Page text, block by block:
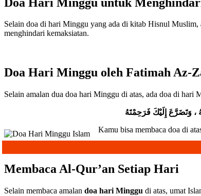
Selain doa di hari Minggu yang ada di kitab Hisnul
menghindari kemaksiatan.
Doa Hari Minggu oleh Fatimah Az-
Selain amalan dua doa hari Minggu di atas, ada doa di
، وَتَضَرَّعَ إِلَيْكَ فَرَحِمْتَهُ
Kamu bisa membaca doa di
Membaca Al-Qur’an Setiap Hari
Selain membaca amalan doa hari Minggu di atas, umat